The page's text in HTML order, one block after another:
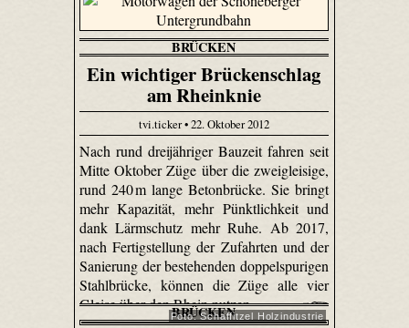
BRÜCKEN
Ein wichtiger Brückenschlag
am Rheinknie
tvi.ticker • 22. Oktober 2012
Nach rund dreijähriger Bauzeit fahren seit
Mitte Oktober Züge über die zweigleisige,
rund 240 m lange Betonbrücke. Sie bringt
mehr Kapazität, mehr Pünktlichkeit und
dank Lärmschutz mehr Ruhe. Ab 2017,
nach Fertigstellung der Zufahrten und der
Sanierung der bestehenden doppelspurigen
Stahlbrücke, können die Züge alle vier
Gleise über den Rhein nutzen.
BRÜCKEN
Foto: Schaffitzel Holzindustrie